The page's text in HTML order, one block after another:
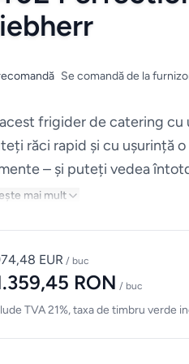
Se comandă de la
frigider de catering cu
răci rapid și cu ușurință
– și puteți vedea
Puteți regla cu precizie
mai mult
EUR / buc
RON / buc
TVA 21%, taxa de timbru verde